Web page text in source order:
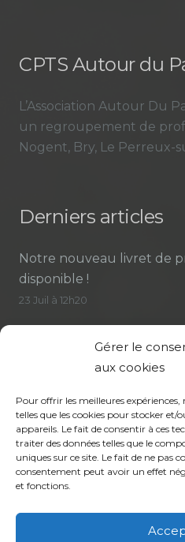
Gérer le
aux cookies
Pour offrir les meilleures
telles que les cookies pour stocker et/
appareils. Le fait de consentir à ces
traiter des données telles que le
uniques sur ce site. Le fait de ne pas
consentement peut avoir un effet
et fonctions.
CPTS Autour du
L’Association Autour Du
un regroupement de
Nogent, Bry, Le Perreux-
Derniers articles
Notre nouveau livret de
disponible !
23 Juil à 12h20
pour faciliter le parcours
Assemblée générale
votre CPTS
21 Juil à 14h58
Contact